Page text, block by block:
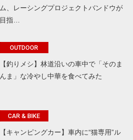
ム、レーシングプロジェクトバンドウが
目指…
OUTDOOR
【釣りメシ】林道沿いの車中で「そのま
んま」な冷やし中華を食べてみた
CAR & BIKE
【キャンピングカー】車内に“猫専用”ル